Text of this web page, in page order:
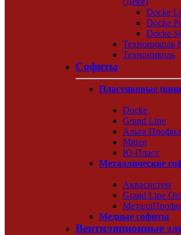
Docke
Docke
Docke
Технониколь
Технониколь
Софиты
Пластиковые
Docke
Grand Line
Альта
Mitten
Ю-Пласт
Металлические
Аквасистем
Grand Line
Медные софиты
Вентиляционные